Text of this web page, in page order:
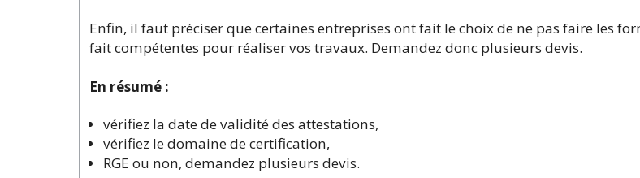
Enfin, il faut préciser que certaines entreprises ont fait le choix de ne pas faire les
fait compétentes pour réaliser vos travaux. Demandez donc plusieurs devis.
En résumé :
vérifiez la date de validité des attestations,
vérifiez le domaine de certification,
RGE ou non, demandez plusieurs devis.